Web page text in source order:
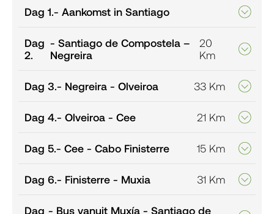
Dag 1.- Aankomst in Santiago
Dag
2.
- Santiago de Compostela –
Negreira
20
Km
Dag 3.- Negreira - Olveiroa 33 Km
Dag 4.- Olveiroa - Cee 21 Km
Dag 5.- Cee - Cabo Finisterre 15 Km
Dag 6.- Finisterre - Muxia 31 Km
Dag - Bus vanuit Muxía - Santiago de